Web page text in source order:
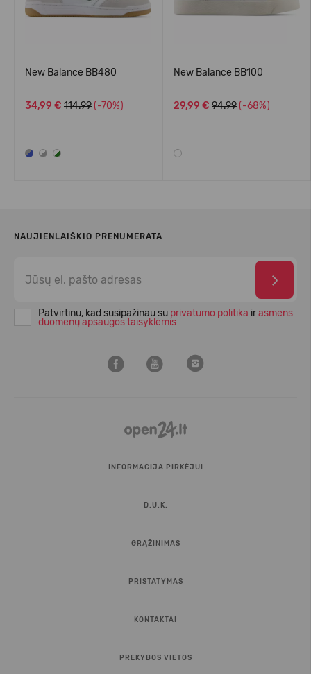
New Balance BB480
34,99 € 114.99 (-70%)
New Balance BB100
29,99 € 94.99 (-68%)
NAUJIENLAIŠKIO PRENUMERATA
Patvirtinu, kad susipažinau su privatumo politika irasmens
duomenų apsaugos taisyklėmis
INFORMACIJA PIRKĖJUI
D.U.K.
GRĄŽINIMAS
PRISTATYMAS
KONTAKTAI
PREKYBOS VIETOS